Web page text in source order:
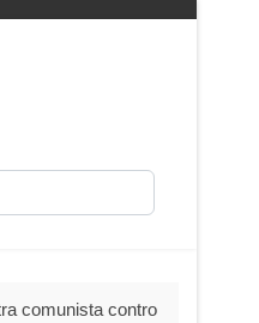
comunista contro